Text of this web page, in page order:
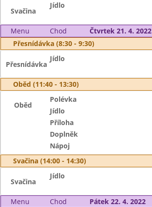
Svačina
Jídlo
Menu Chod
Čtvrtek 21. 4. 2022
Přesnídávka (8:30 - 9:30)
Přesnídávka
Jídlo
Oběd (11:40 - 13:30)
Oběd
Polévka
Jídlo
Příloha
Doplněk
Nápoj
Svačina (14:00 - 14:30)
Svačina
Jídlo
Menu Chod
Pátek 22. 4. 2022